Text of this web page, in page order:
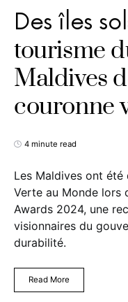
Des îles
tourisme
Maldives
couronne
4 minute read
Les Maldives ont été
Verte au Monde lors
Awards 2024, une
visionnaires du
durabilité.
Read More